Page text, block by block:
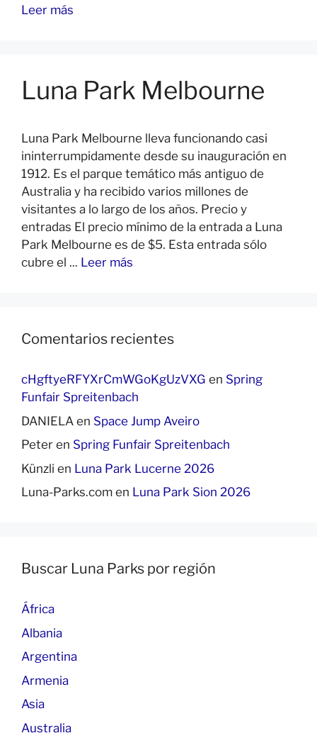
Leer más
Luna Park Melbourne
Luna Park Melbourne lleva funcionando casi
ininterrumpidamente desde su inauguración en
1912. Es el parque temático más antiguo de
Australia y ha recibido varios millones de
visitantes a lo largo de los años. Precio y
entradas El precio mínimo de la entrada a Luna
Park Melbourne es de $5. Esta entrada sólo
cubre el ... Leer más
Comentarios recientes
cHgftyeRFYXrCmWGoKgUzVXG en Spring
Funfair Spreitenbach
DANIELA en Space Jump Aveiro
Peter en Spring Funfair Spreitenbach
Künzli en Luna Park Lucerne 2026
Luna-Parks.com en Luna Park Sion 2026
Buscar Luna Parks por región
África
Albania
Argentina
Armenia
Asia
Australia